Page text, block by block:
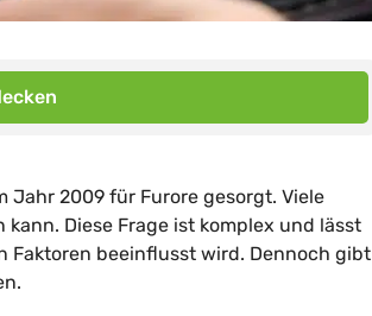
2009 für Furore gesorgt. Viele
Diese Frage ist komplex und lässt
beeinflusst wird. Dennoch gibt